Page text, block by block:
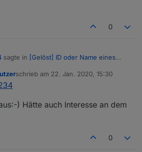
0
sagte in [Gelöst] ID oder Name eines
sky
cooles Skript..............
evtl. das Script zu deinem Bild nochmal
schrieb am 22. Jan. 2020, 15:30
zuletzt editiert von
) Hätte auch Interesse an dem
0